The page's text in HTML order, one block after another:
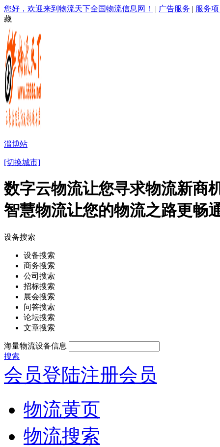
您好，欢迎来到物流天下全国物流信息网！ | 广告服务 | 服务
藏
淄博站
[切换城市]
数字云物流让您寻求物流新商
智慧物流让您的物流之路更畅
设备搜索
设备搜索
商务搜索
公司搜索
招标搜索
展会搜索
问答搜索
论坛搜索
文章搜索
海量物流设备信息
搜索
会员登陆注册会员
物流黄页
物流搜索